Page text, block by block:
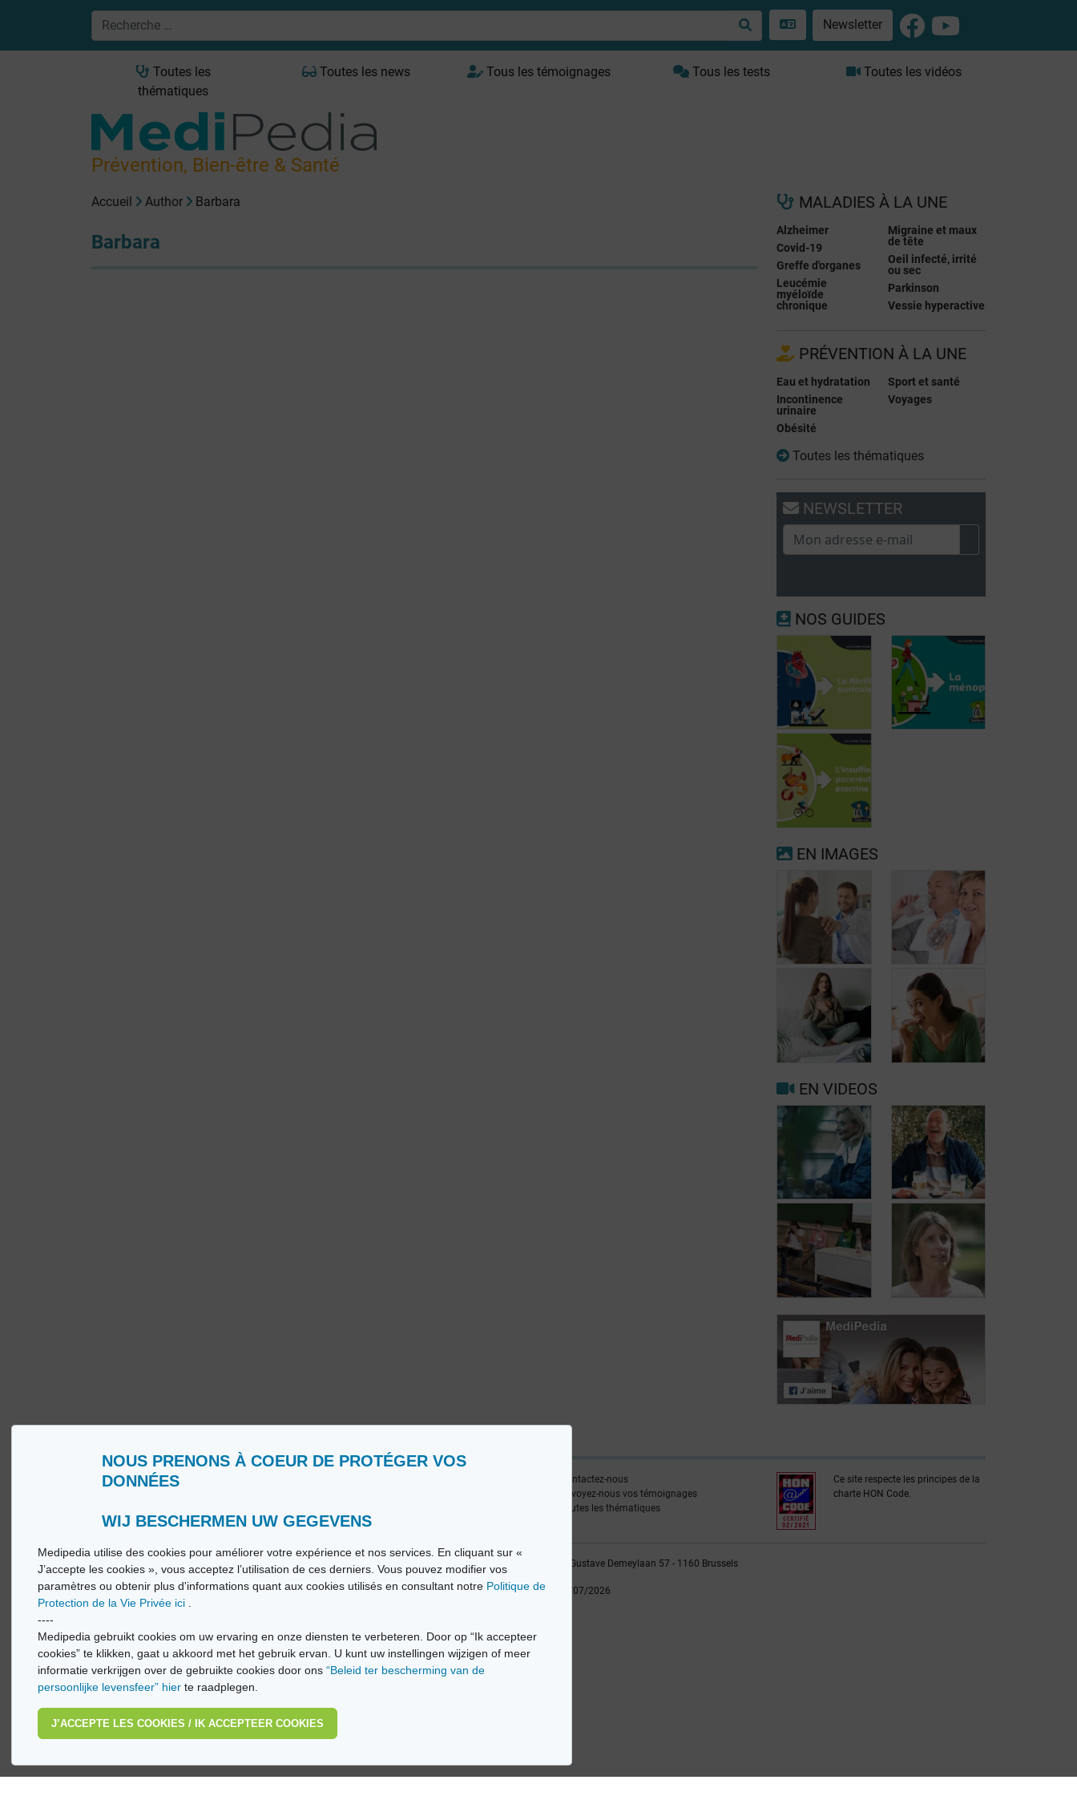
NOUS PRENONS À COEUR DE PROTÉGER VOS
DONNÉES
WIJ BESCHERMEN UW GEGEVENS
Medipedia utilise des cookies pour améliorer votre expérience et nos services. En cliquant sur «
J’accepte les cookies », vous acceptez l’utilisation de ces derniers. Vous pouvez modifier vos
paramètres ou obtenir plus d'informations quant aux cookies utilisés en consultant notre Politique de
Protection de la Vie Privée ici .
----
Medipedia gebruikt cookies om uw ervaring en onze diensten te verbeteren. Door op “Ik accepteer
cookies” te klikken, gaat u akkoord met het gebruik ervan. U kunt uw instellingen wijzigen of meer
informatie verkrijgen over de gebruikte cookies door ons“Beleid ter bescherming van de
persoonlijke levensfeer” hier te raadplegen.
J’ACCEPTE LES COOKIES / IK ACCEPTEER COOKIES
Newsletter
Toutes les
thématiques
Toutes les news Tous les témoignages Tous les tests Toutes les vidéos
Prévention, Bien-être & Santé
Accueil Author Barbara
Barbara
MALADIES À LA UNE
Alzheimer
Covid-19
Greffe d'organes
Leucémie
myéloïde
chronique
Migraine et maux
de tête
Oeil infecté, irrité
ou sec
Parkinson
Vessie hyperactive
PRÉVENTION À LA UNE
Eau et hydratation
Incontinence
urinaire
Obésité
Sport et santé
Voyages
Toutes les thématiques
NEWSLETTER
NOS GUIDES
Fibrillation
auriculaire
Insuffisance
pancréatique
exocrine
EN IMAGES
Quand consulter
à nouveau pour
migraine ou
maux de tête?
Prévenir les
maux de tête au
jour le jour
Mieux vivre
avec la
migraine au
quotidien
Facteurs
déclenchants et
de risque
migraine et
maux de tête
EN VIDEOS
Carole, 55 ans,
solution aux
Jean, 58 ans,
profite de la vie
malgré les
patients atteints
de lymphome:
Mariangela
Fiorente,
ALWB
patients atteints
de lymphome:
Pr Virginie De
Wilde
Qui sommes nous ?
Contactez-nous
Envoyez-nous vos témoignages
Toutes les thématiques
Ce site respecte les principes de la
charte HON Code.
© Vivio sa, 2014-2026 - Tous droits réservés | Avenue Gustave Demeylaan 57 - 1160 Brussels
Dernière mise à jour: 22/07/2026